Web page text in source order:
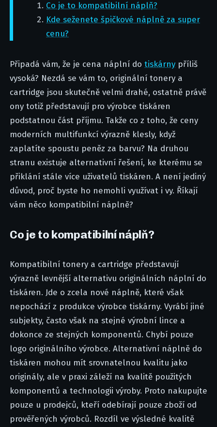
Co je to kompatibilní náplň?
Kde seženete špičkové náplně za super
cenu?
Připadá vám, že je cena náplní do tiskárny příliš
vysoká? Nezdá se vám to, originální tonery a
cartridge jsou skutečně velmi drahé, ostatně právě
ony totiž představují pro výrobce tiskáren
podstatnou část příjmu. Takže co z toho, že ceny
moderních multifunkcí výrazně klesly, když
zaplatíte spoustu peněz za barvu? Na druhou
stranu existuje alternativní řešení, ke kterému se
přiklání stále více uživatelů tiskáren. A není jediný
důvod, proč byste ho nemohli využívat i vy. Říkají
vám něco kompatibilní náplně?
Co je to kompatibilní náplň?
Kompatibilní tonery a cartridge představují
výrazně levnější alternativu originálních náplní do
tiskáren. Jde o zcela nové náplně, které však
nepochází z produkce výrobce tiskárny. Vyrábí jiné
subjekty, často však na stejné výrobní lince a
dokonce ze stejných komponentů. Chybí pouze
logo originálního výrobce. Alternativní náplně do
tiskáren mohou mít srovnatelnou kvalitu jako
originály, ale v praxi záleží na kvalitě použitých
komponentů a technologii výroby. Proto nakupujte
pouze u prodejců, kteří odebírají pouze zboží od
prověřených výrobců. Rozdíl ve výsledné kvalitě